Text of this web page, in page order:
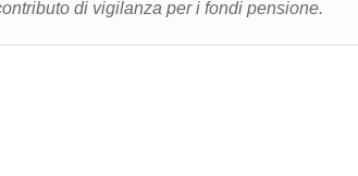
di vigilanza per i fondi pensione.